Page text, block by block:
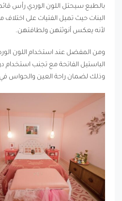
بالطبع سيحتل اللون الوردي رأس
البنات حيث تميل الفتيات على اختلاف
لأنه يعكس أنوثتهن ولطافتهن.
ومن المفضل عند استخدام اللون
الباستيل الفاتحة مع تجنب استخدام
وذلك لضمان راحة العين والحواس في